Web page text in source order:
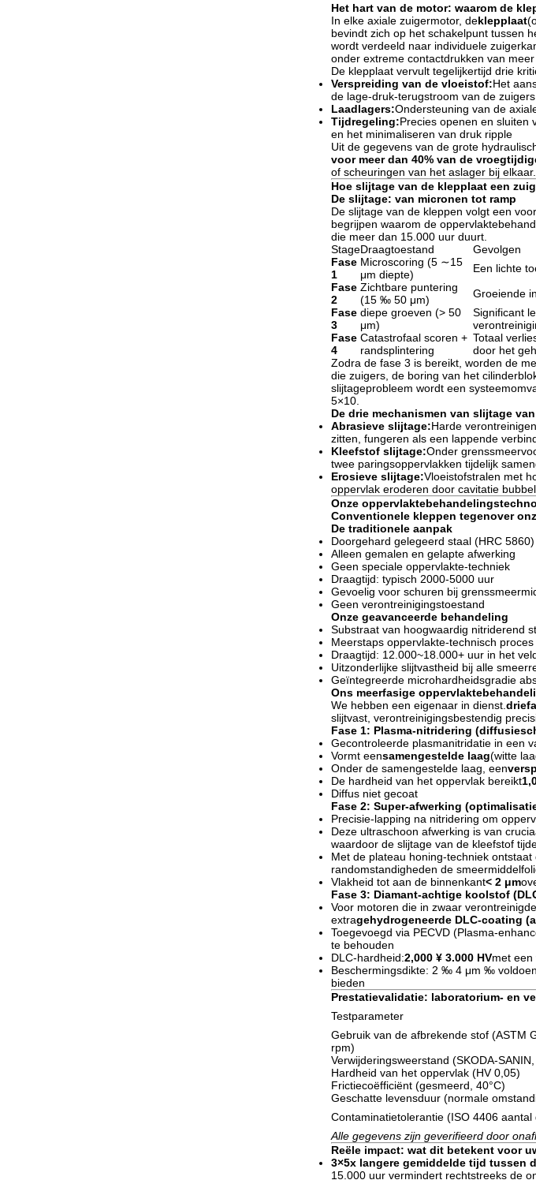
Het hart van de motor: waarom de
In elke axiale zuigermotor, deklepplaat
bevindt zich op het schakelpunt tussen
wordt verdeeld naar individuele
onder extreme contactdrukken van
De klepplaat vervult tegelijkertijd drie
Verspreiding van de vloeistof:Het
de lage-druk-terugstroom van de
Laadlagers:Ondersteuning van de
Tijdregeling:Precies openen en sluiten
en het minimaliseren van druk ripple
Uit de gegevens van de grote
voor meer dan 40% van de
of scheuringen van het aslager bij elkaar.
Hoe slijtage van de klepplaat een
De slijtage: van micronen tot ramp
De slijtage van de kleppen volgt een
begrijpen waarom de
die meer dan 15.000 uur duurt.
StageDraagtoestand Gevolgen
Fase
1
Microscoring (5 ∼15
μm diepte)
Een lichte
Fase
2
Zichtbare puntering
(15 ‰ 50 μm)
Groeiende
Fase
3
diepe groeven (> 50
μm)
Significant
Fase
4
Catastrofaal scoren +
randsplintering
Totaal
door het
Zodra de fase 3 is bereikt, worden de
die zuigers, de boring van het
slijtageprobleem wordt een
5×10.
De drie mechanismen van slijtage
Abrasieve slijtage:Harde
zitten, fungeren als een lappende
Kleefstof slijtage:Onder
twee paringsoppervlakken tijdelijk
Erosieve slijtage:Vloeistofstralen met
oppervlak eroderen door cavitatie
Onze
Conventionele kleppen tegenover
De traditionele aanpak
Doorgehard gelegeerd staal (HRC 58­60)
Alleen gemalen en gelapte afwerking
Geen speciale oppervlakte-techniek
Draagtijd: typisch 2000-5000 uur
Gevoelig voor schuren bij
Geen verontreinigingstoestand
Onze geavanceerde behandeling
Substraat van hoogwaardig nitriderend
Meerstaps oppervlakte-technisch proces
Draagtijd: 12.000~18.000+ uur in het
Uitzonderlijke slijtvastheid bij alle
Geïntegreerde microhardheidsgradie
Ons meerfasige
We hebben een eigenaar in dienst.
slijtvast, verontreinigingsbestendig
Fase 1: Plasma-nitridering
Gecontroleerde plasmanitridatie in een
Vormt eensamengestelde laag(witte
Onder de samengestelde laag, een
De hardheid van het oppervlak bereikt
Diffus niet gecoat
Fase 2: Super-afwerking
Precisie-lapping na nitridering om
Deze ultraschoon afwerking is van
waardoor de slijtage van de kleefstof
Met de plateau honing-techniek
randomstandigheden de
Vlakheid tot aan de binnenkant< 2 μm
Fase 3: Diamant-achtige koolstof
Voor motoren die in zwaar
extragehydrogeneerde DLC-coating
Toegevoegd via PECVD (Plasma-
te behouden
DLC-hardheid:2,000 ¥ 3.000 HVmet een
Beschermingsdikte: 2 ‰ 4 μm ‰
bieden
Prestatievalidatie: laboratorium- en
Testparameter
Gebruik van de afbrekende stof (ASTM
rpm)
Verwijderingsweerstand (SKODA-
Hardheid van het oppervlak (HV 0,05)
Frictiecoëfficiënt (gesmeerd, 40°C)
Geschatte levensduur (normale
Contaminatietolerantie (ISO 4406 aantal
Alle gegevens zijn geverifieerd door
Reële impact: wat dit betekent voor
3×5x langere gemiddelde tijd tussen
15.000 uur vermindert rechtstreeks de